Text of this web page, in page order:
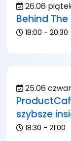
26.06
Behind
18:00 - 20:30
25.06
szybsze
18:30 - 21:00